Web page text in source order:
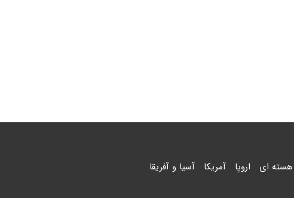
هسته ای اروپا آمریکا آسیا و آفریقا